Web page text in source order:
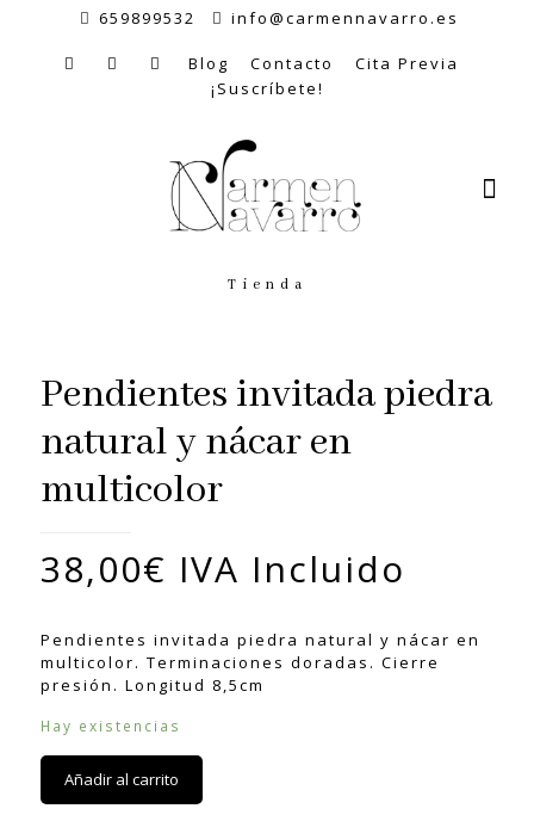
659899532 info@carmennavarro.es
Blog Contacto
Cita Previa
¡Suscríbete!
Tienda
Pendientes invitada piedra
natural y nácar en
multicolor
38,00€ IVA Incluido
Pendientes invitada piedra natural y nácar en
multicolor. Terminaciones doradas. Cierre
presión. Longitud 8,5cm
Hay existencias
Añadir al carrito